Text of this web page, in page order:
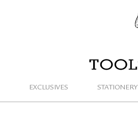
EXCLUSIVES STATIONERY